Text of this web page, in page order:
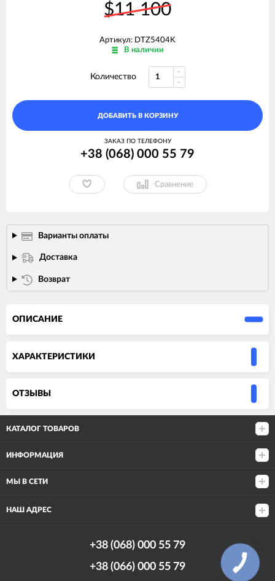
$11 100
Артикул: DTZ5404K
В наличии
Количество
ДОБАВИТЬ В КОРЗИНУ
ЗАКАЗ ПО ТЕЛЕФОНУ
+38 (068) 000 55 79
Сравнение
Варианты оплаты
Доставка
Возврат
ОПИСАНИЕ
ХАРАКТЕРИСТИКИ
ОТЗЫВЫ
КАТАЛОГ ТОВАРОВ
ИНФОРМАЦИЯ
МЫ В СЕТИ
НАШ АДРЕС
+38 (068) 000 55 79
+38 (066) 000 55 79
КНОПКА
СВЯЗИ